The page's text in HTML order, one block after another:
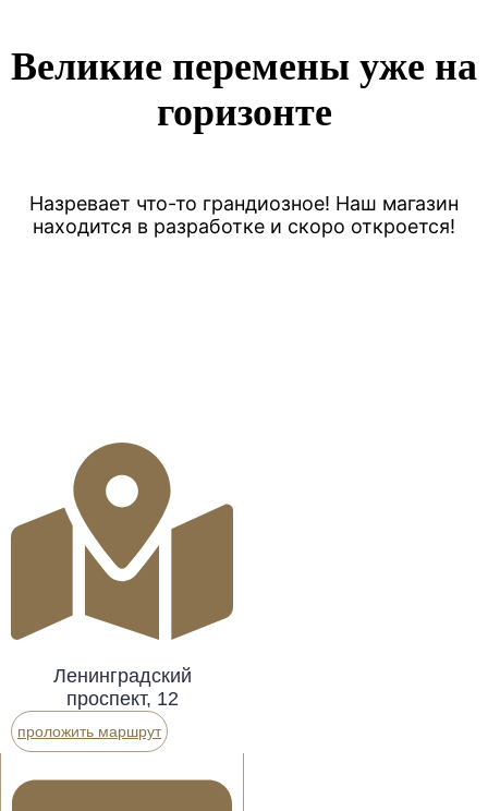
Великие перемены уже на
горизонте
Назревает что-то грандиозное! Наш магазин
находится в разработке и скоро откроется!
Ленинградский
проспект, 12
проложить маршрут